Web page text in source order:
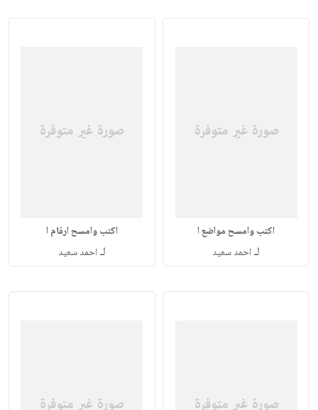
اكتب وامسح مواضع ا
لـ احمد سعيد
اكتب وامسح ارقام ا
لـ احمد سعيد